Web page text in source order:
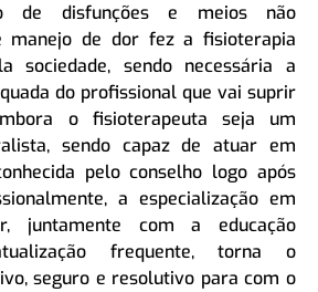
de disfunções e meios não
manejo de dor fez a fisioterapia
sociedade, sendo necessária a
do profissional que vai suprir
o fisioterapeuta seja um
sendo capaz de atuar em
pelo conselho logo após
a especialização em
juntamente com a educação
frequente, torna o
seguro e resolutivo para com o